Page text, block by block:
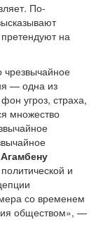
По-
на
чрезвычайное
— одна из
угроз, страха,
множество
и
со временем
обществом», —